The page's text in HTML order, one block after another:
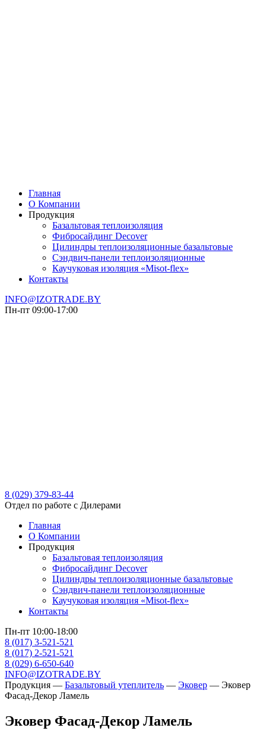
Главная
О Компании
Продукция
Базальтовая теплоизоляция
Фибросайдинг Decover
Цилиндры теплоизоляционные базальтовые
Cэндвич-панели теплоизоляционные
Каучуковая изоляция «Misot-flex»
Контакты
INFO@IZOTRADE.BY
Пн-пт 09:00-17:00
8 (029) 379-83-44
Отдел по работе с Дилерами
Главная
О Компании
Продукция
Базальтовая теплоизоляция
Фибросайдинг Decover
Цилиндры теплоизоляционные базальтовые
Cэндвич-панели теплоизоляционные
Каучуковая изоляция «Misot-flex»
Контакты
Пн-пт 10:00-18:00
8 (017) 3-521-521
8 (017) 2-521-521
8 (029) 6-650-640
INFO@IZOTRADE.BY
Продукция — Базальтовый утеплитель — Эковер — Эковер
Фасад-Декор Ламель
Эковер Фасад-Декор Ламель